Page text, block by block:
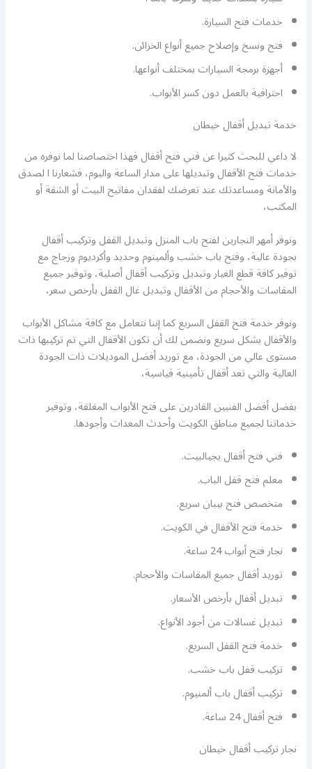
خدمات فتح السيارة.
فتح ونسخ وإصلاح جميع أنواع الخزائن.
أجهزة برمجة السيارات بمختلف أنواعها.
احترافية بالعمل دون كسر الأبواب.
خدمة تبديل أقفال خيطان
لا داعي للبحث كثيرا عن فني فتح أقفال فهذا اختصاصنا لما نوفره من
خدمات فتح الأقفال وتبديلها على مدار الساعة واليوم، فشعارنا ا لصدق
والأمانة ومساعدتك عند تعرضك لفقدان مفاتيح البيت أو الشقة أو
المكتب،
ونوفر أمهر النجارين لفتح باب المنزل وتبديل القفل وتركيب أقفال
بجودة عالية، وفتح باب خشب وألمينوم وحديد وأكرديوم وزجاج مع
توفير كافة قطع الغيار وتبديل وتركيب أقفال أصلية، وتوفير جميع
المقاسات والأحجام من الأقفال وتبديل غال القفل بأرخص سعر،
ونوفر خدمة فتح القفل السريع كما إننا نتعامل مع كافة مشاكل الأبواب
والأقفال بشكل سريع ونضمن لك أن تكون الأقفال التي تم تركيبها ذات
مستوى عالي من الجودة، مع توريد أفضل الموديلات ذات الجودة
العالية والتي تعد أقفال تأمينية قياسية،
بفضل أفضل الفنيين القادرين على فتح الأبواب المغلقة، وتوفير
خدماتنا لجميع مناطق الكويت وأحدث المعدات وأجودها.
فني فتح أقفال يجيالبيت.
معلم فتح قفل الباب.
متخصص فتح بيبان سريع.
خدمة فتح الأقفال في الكويت.
نجار فتح أبواب 24 ساعة.
توريد أقفال جميع المقاسات والأحجام.
تبديل أقفال بأرخص الأسعار.
تبديل غسالات من أجود الأنواع.
خدمة فتح القفل السريع.
تركيب قفل باب خشب.
تركيب أقفال باب ألمنيوم.
فتح أقفال 24 ساعة.
نجار تركيب أقفال خيطان